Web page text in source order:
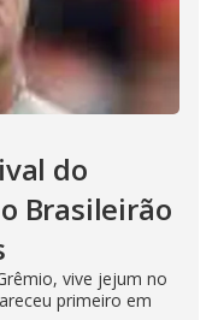
do
Brasileirão
vive jejum no
primeiro em